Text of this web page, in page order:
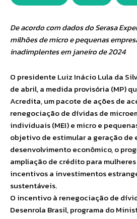
De acordo com dados do Serasa
milhões de micro e pequenas
inadimplentes em janeiro de 2024
O presidente Luiz Inácio Lula da
de abril, a medida provisória (MP)
Acredita, um pacote de ações de
renegociação de dívidas de
individuais (MEI) e micro e
objetivo de estimular a geração de
desenvolvimento econômico, o
ampliação de crédito para
incentivos a investimentos
sustentáveis.
O incentivo à renegociação de
Desenrola Brasil, programa do